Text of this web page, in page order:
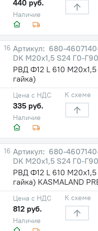
Наличие
440 руб.
16
680-
DK М20х1,5 S24 Г0-
РВД Ф12 L 610
гайка)
Наличие
Цена с НДС
335 руб.
К схеме
16
680-
DK М20х1,5 S24 Г0-
РВД Ф12 L 610
гайка) KASMALAND
Наличие
Цена с НДС
812 руб.
К схеме